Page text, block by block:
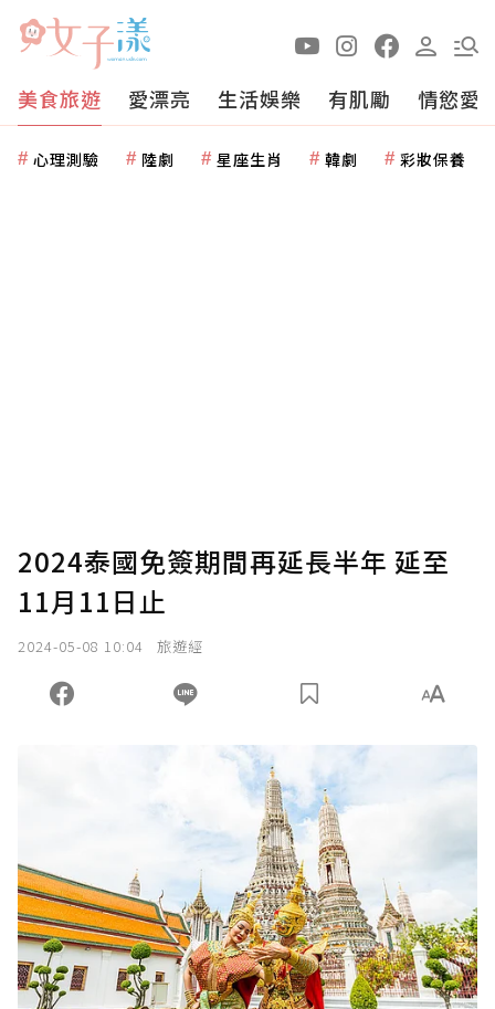
美食旅遊 愛漂亮 生活娛樂 有肌勵 情慾愛
心理測驗 陸劇 星座生肖 韓劇 彩妝保養
2024泰國免簽期間再延長半年 延至
11月11日止
2024-05-08 10:04 旅遊經